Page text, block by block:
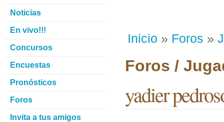
Inicio » Foros »
Foros /
yadier
Noticias
En vivo!!!
Concursos
Encuestas
Pronósticos
Foros
Invita a tus amigos